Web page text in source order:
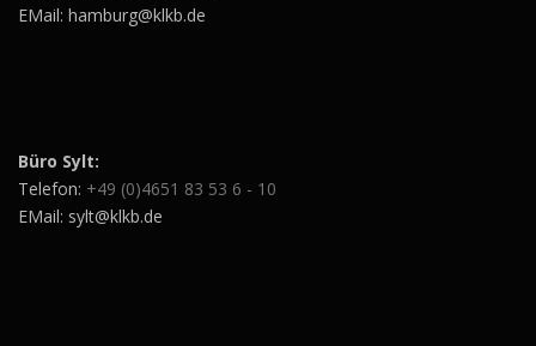
EMail: hamburg@klkb.de
Büro Sylt:
Telefon: +49 (0)4651 83 53 6 - 10
EMail: sylt@klkb.de